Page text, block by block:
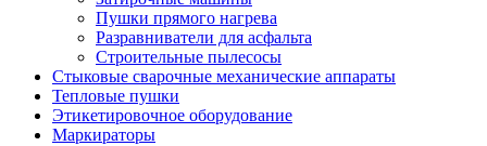
Пушки прямого нагрева
Разравниватели для асфальта
Строительные пылесосы
Стыковые сварочные механические аппараты
Тепловые пушки
Этикетировочное оборудование
Маркираторы